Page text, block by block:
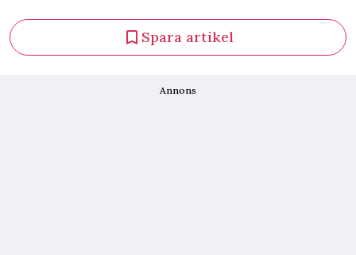
Spara artikel
Annons